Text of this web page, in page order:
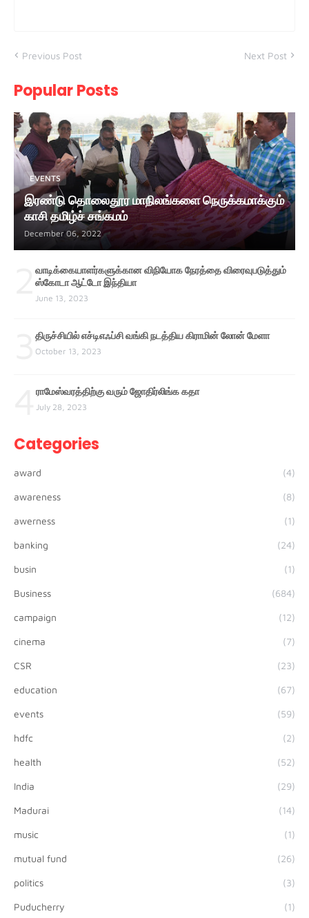
Previous Post Next Post
Popular Posts
EVENTS
இரண்டு தொலைதூர மாநிலங்களை நெருக்கமாக்கும்
காசி தமிழ்ச் சங்கமம்
December 06, 2022
வாடிக்கையாளர்களுக்கான விநியோக நேரத்தை விரைவுபடுத்தும்
ஸ்கோடா ஆட்டோ இந்தியா
June 13, 2023
திருச்சியில் எச்டிஎஃப்சி வங்கி நடத்திய கிராமின் லோன் மேளா
October 13, 2023
ராமேஸ்வரத்திற்கு வரும் ஜோதிர்லிங்க கதா
July 28, 2023
Categories
award (4)
awareness (8)
awerness (1)
banking (24)
busin (1)
Business (684)
campaign (12)
cinema (7)
CSR (23)
education (67)
events (59)
hdfc (2)
health (52)
India (29)
Madurai (14)
music (1)
mutual fund (26)
politics (3)
Puducherry (1)